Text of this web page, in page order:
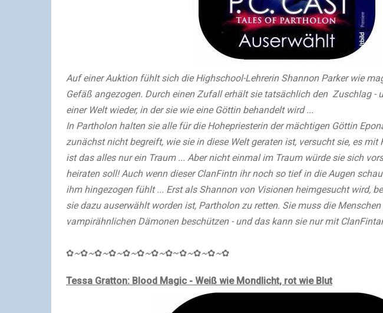
Auf einer Auktion fühlt sich die Highschool-Lehrerin Shannon Parker wie
Gefäß angezogen. Durch einen Zufall erhält sie tatsächlich den Zuschlag -
einer Welt wieder, in der sie wie eine Göttin behandelt wird ...
In Partholon halten sie alle für die Hohepriesterin der mächtigen Göttin
zunächst nicht begreift, wie sie in diese Welt geraten ist, versucht sie, es
ist das alles nur ein Traum ... Aber nicht einmal im Traum würde sie sich
heiraten soll! Auch wenn dieser ClanFintn ihr noch so tief in die Augen
ihm hingezogen fühlt ... Erst als Shannon von Visionen heimgesucht wird,
sie dazu auserwählt worden ist, Partholon zu retten. Sie muss die
vampirähnlichen Dämonen beschützen - und das kann sie nur mit
✿~✿~✿~✿~✿~✿~✿~✿~✿~✿~✿~✿
Tessa Gratton: Blood Magic - Weiß wie Mondlicht, rot wie Blut